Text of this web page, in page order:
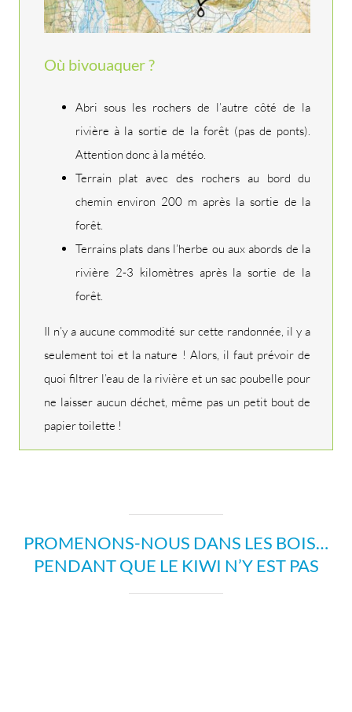
Où bivouaquer ?
Abri sous les rochers de l’autre côté de la
rivière à la sortie de la forêt (pas de ponts).
Attention donc à la météo.
Terrain plat avec des rochers au bord du
chemin environ 200 m après la sortie de la
forêt.
Terrains plats dans l’herbe ou aux abords de la
rivière 2-3 kilomètres après la sortie de la
forêt.
Il n’y a aucune commodité sur cette randonnée, il y a
seulement toi et la nature ! Alors, il faut prévoir de
quoi filtrer l’eau de la rivière et un sac poubelle pour
ne laisser aucun déchet, même pas un petit bout de
papier toilette !
PROMENONS-NOUS DANS LES BOIS…
PENDANT QUE LE KIWI N’Y EST PAS